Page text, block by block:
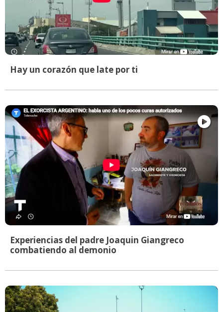
Hay un corazón que late por ti
Experiencias del padre Joaquin Giangreco
combatiendo al demonio